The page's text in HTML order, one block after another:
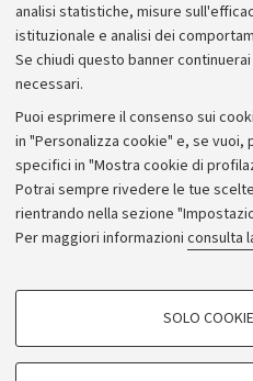
analisi statistiche, misure
istituzionale e analisi dei
Se chiudi questo banner
necessari.
Puoi esprimere il consenso sui
in "Personalizza cookie" e, se
specifici in "Mostra cookie di
Potrai sempre rivedere le tue
rientrando nella sezione
Per maggiori informazioni consulta
COOKIE DI PROFILAZIONE -
SOLO